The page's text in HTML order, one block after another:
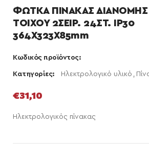
ΦΩΤΚΑ ΠΙΝΑΚΑΣ
ΤΟΙΧΟΥ 2ΣΕΙΡ. 24ΣΤ. IP30
364X323X85mm
Κωδικός προϊόντος:
Κατηγορίες: Ηλεκτρολογικό υλικό ,
€31,10
Ηλεκτρολογικός πίνακας